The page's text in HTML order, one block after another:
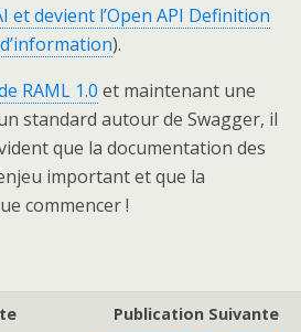
et devient l’Open API Definition
).
RAML 1.0 et maintenant une
standard autour de Swagger, il
que la documentation des
important et que la
commencer !
Publication Suivante